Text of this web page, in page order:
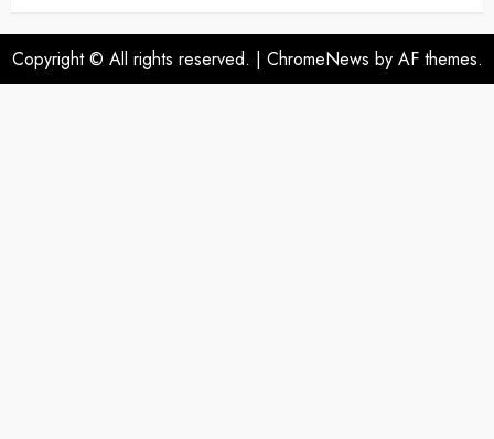
Copyright © All rights reserved. | ChromeNews by AF themes.